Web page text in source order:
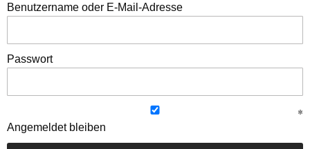
Benutzername oder E-Mail-Adresse
Passwort
Angemeldet bleiben